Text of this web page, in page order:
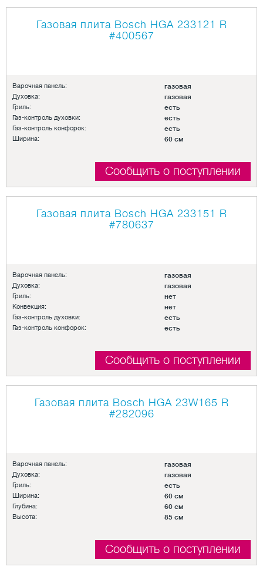
Газовая плита Bosch HGA 233121 R
#400567
Варочная панель: газовая
Духовка: газовая
Гриль: есть
Газ-контроль духовки: есть
Газ-контроль конфорок: есть
Ширина: 60 см
Сообщить о поступлении
Газовая плита Bosch HGA 233151 R
#780637
Варочная панель: газовая
Духовка: газовая
Гриль: нет
Конвекция: нет
Газ-контроль духовки: есть
Газ-контроль конфорок: есть
Сообщить о поступлении
Газовая плита Bosch HGA 23W165 R
#282096
Варочная панель: газовая
Духовка: газовая
Гриль: есть
Ширина: 60 см
Глубина: 60 см
Высота: 85 см
Сообщить о поступлении